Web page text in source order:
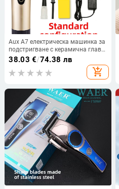
Aux A7 електрическа машинка за
подстригване с керамична глава,
сменяема батерия 1200–
2000mAh, автономия 6–8 ч,
двупосочно захранване чрез
предназначение за възрастни и
38.03 €/74.38 лв
add_shopping_cart